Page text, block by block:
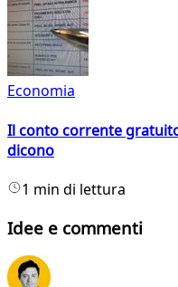
Economia
Il conto corrente
dicono
1 min di lettura
Idee e commenti